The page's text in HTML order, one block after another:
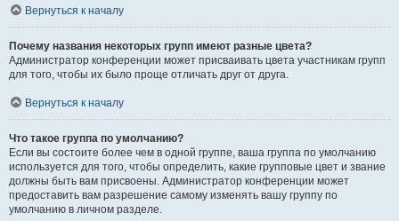
Вернуться к началу
Почему названия некоторых групп имеют разные цвета?
Администратор конференции может присваивать цвета участникам групп
для того, чтобы их было проще отличать друг от друга.
Вернуться к началу
Что такое группа по умолчанию?
Если вы состоите более чем в одной группе, ваша группа по умолчанию
используется для того, чтобы определить, какие групповые цвет и звание
должны быть вам присвоены. Администратор конференции может
предоставить вам разрешение самому изменять вашу группу по
умолчанию в личном разделе.